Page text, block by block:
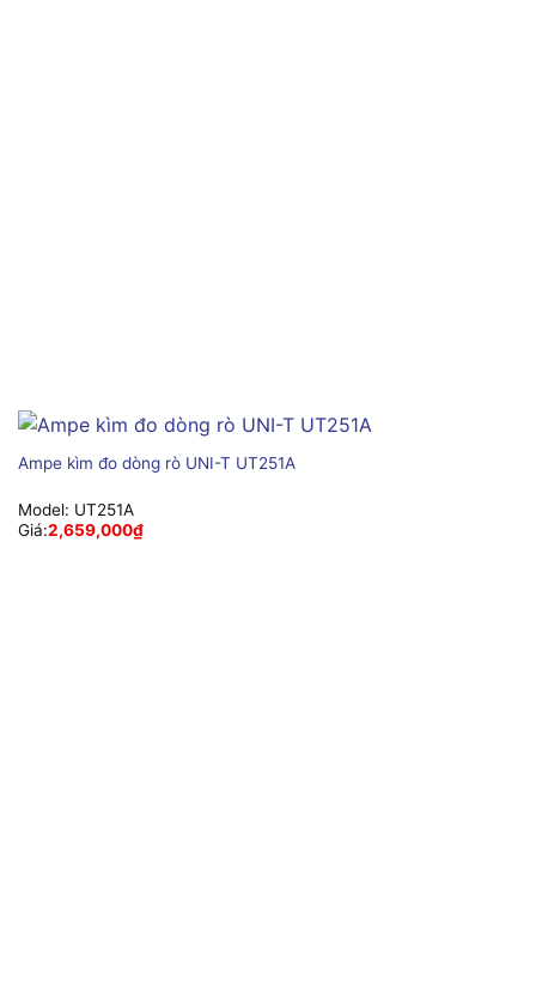
Ampe kìm đo dòng rò UNI-T UT251A
Model: UT251A
Giá:2,659,000₫